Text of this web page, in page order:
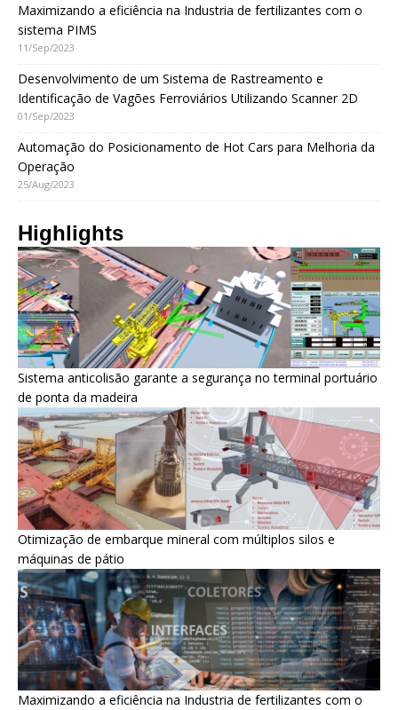
Maximizando a eficiência na Industria de fertilizantes com o
sistema PIMS
11/Sep/2023
Desenvolvimento de um Sistema de Rastreamento e
Identificação de Vagões Ferroviários Utilizando Scanner 2D
01/Sep/2023
Automação do Posicionamento de Hot Cars para Melhoria da
Operação
25/Aug/2023
Highlights
Sistema anticolisão garante a segurança no terminal portuário
de ponta da madeira
Otimização de embarque mineral com múltiplos silos e
máquinas de pátio
Maximizando a eficiência na Industria de fertilizantes com o